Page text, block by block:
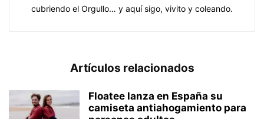
cubriendo el Orgullo… y aquí sigo, vivito y coleando.
Artículos relacionados
Floatee lanza en España su
camiseta antiahogamiento para